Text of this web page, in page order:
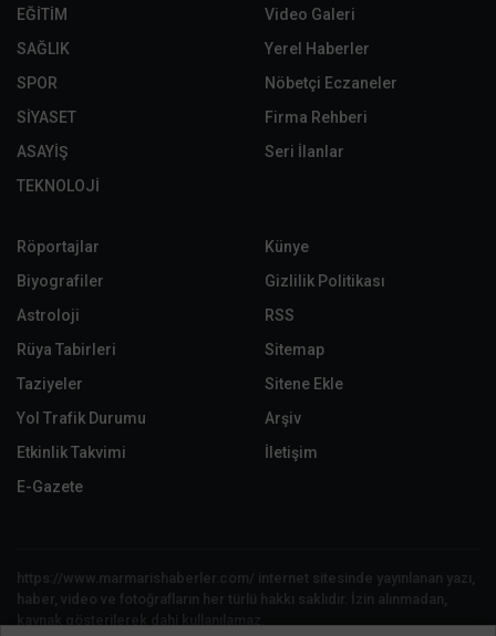
EĞİTİM
SAĞLIK
SPOR
SİYASET
ASAYİŞ
TEKNOLOJİ
Video Galeri
Yerel Haberler
Nöbetçi Eczaneler
Firma Rehberi
Seri İlanlar
Röportajlar
Biyografiler
Astroloji
Rüya Tabirleri
Taziyeler
Yol Trafik Durumu
Etkinlik Takvimi
E-Gazete
Künye
Gizlilik Politikası
RSS
Sitemap
Sitene Ekle
Arşiv
İletişim
https://www.marmarishaberler.com/ internet sitesinde yayınlanan yazı,
haber, video ve fotoğrafların her türlü hakkı saklıdır. İzin alınmadan,
kaynak gösterilerek dahi kullanılamaz.